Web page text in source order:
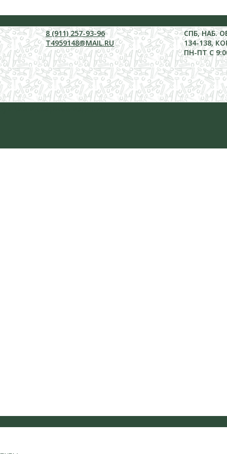
8 (911) 257-93-96
T4959148@MAIL.RU
СПБ, НАБ.
134-138,
ПН-ПТ С